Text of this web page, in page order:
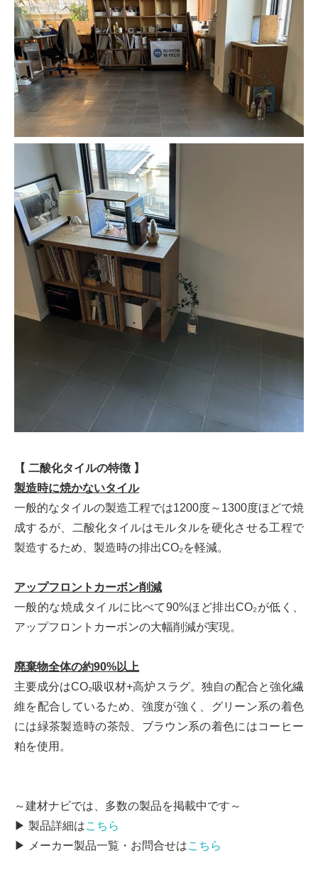
【 二酸化タイルの特徴 】
製造時に焼かないタイル
一般的なタイルの製造工程では1200度～1300度ほどで焼
成するが、二酸化タイルはモルタルを硬化させる工程で
製造するため、製造時の排出CO₂を軽減。
アップフロントカーボン削減
一般的な焼成タイルに比べて90%ほど排出CO₂が低く、
アップフロントカーボンの大幅削減が実現。
廃棄物全体の約90%以上
主要成分はCO₂吸収材+高炉スラグ。独自の配合と強化繊
維を配合しているため、強度が強く、グリーン系の着色
には緑茶製造時の茶殻、ブラウン系の着色にはコーヒー
粕を使用。
～建材ナビでは、多数の製品を掲載中です～
▶ 製品詳細はこちら
▶ メーカー製品一覧・お問合せはこちら